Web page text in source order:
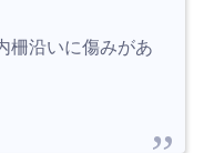
柵沿いに傷みがあ